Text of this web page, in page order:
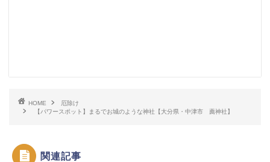
HOME
厄除け
【パワースポット】まるでお城のような神社【大分県・中津市 薦神社】
関連記事